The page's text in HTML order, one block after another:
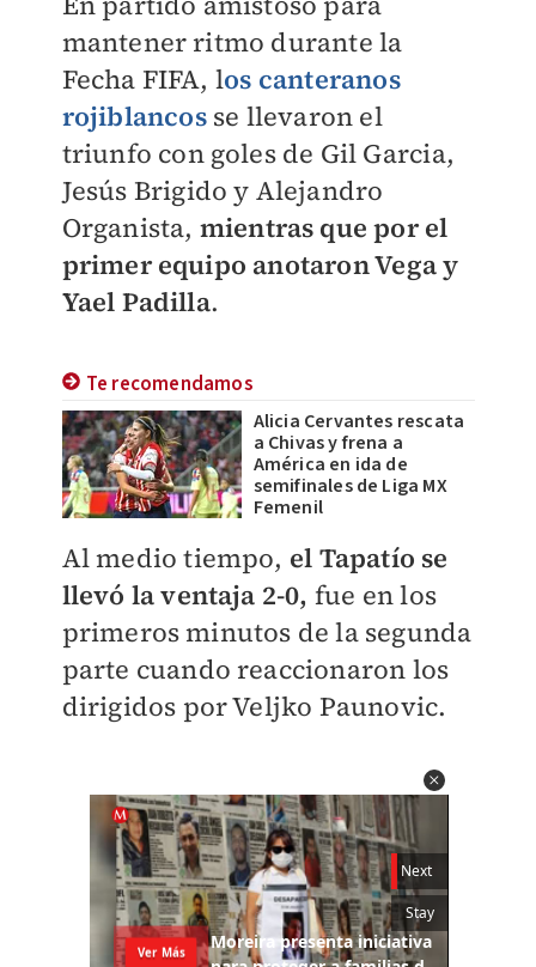
mantener ritmo durante la
Fecha FIFA, los canteranos
rojiblancosse llevaron el
triunfo con goles de Gil Garcia,
Jesús Brigido y Alejandro
Organista, mientras que por el
primer equipo anotaron Vega y
Yael Padilla.
Te recomendamos
Alicia Cervantes rescata
a Chivas y frena a
América en ida de
semifinales de Liga MX
Femenil
Al medio tiempo, el Tapatío se
llevó la ventaja 2-0, fue en los
primeros minutos de la segunda
parte cuando reaccionaron los
dirigidos por Veljko Paunovic.